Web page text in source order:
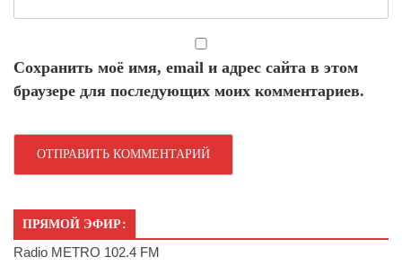
Сохранить моё имя, email и адрес сайта в этом
браузере для последующих моих комментариев.
ПРЯМОЙ ЭФИР:
Radio METRO 102.4 FM